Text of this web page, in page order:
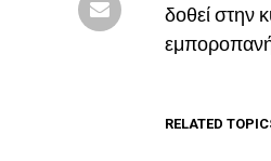
δοθεί στην
RELATED